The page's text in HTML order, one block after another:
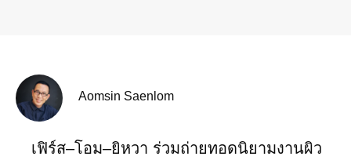
Aomsin Saenlom
เฟิร์ส–โอม–ยิหวา ร่วมถ่ายทอดนิยามงานผิว